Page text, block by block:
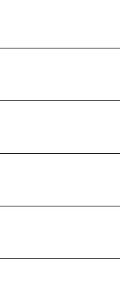
Wien